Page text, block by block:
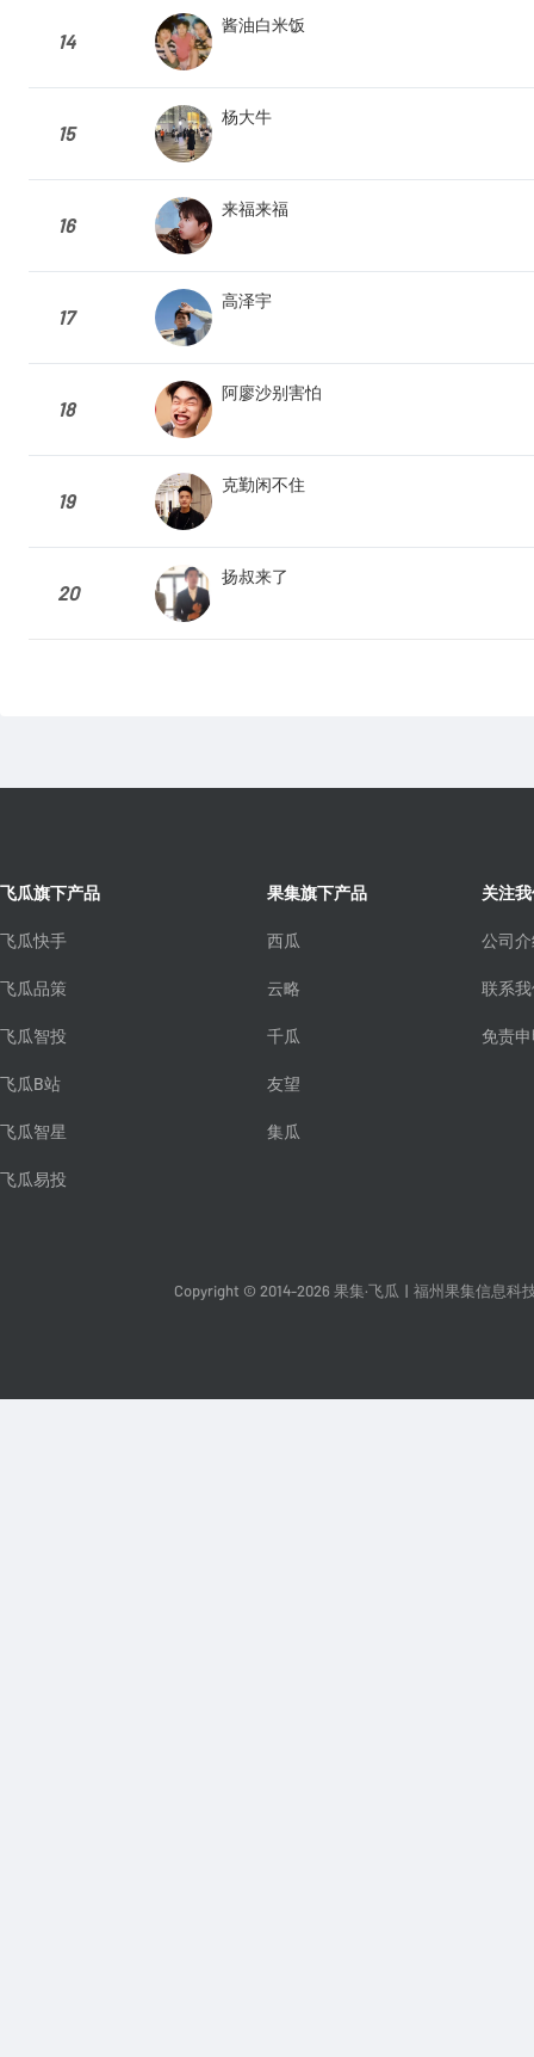
14
酱油白米饭
15
杨大牛
16
来福来福
17
高泽宇
18
阿廖沙别害怕
19
克勤闲不住
20
扬叔来了
飞瓜旗下产品
飞瓜快手
飞瓜品策
飞瓜智投
飞瓜B站
飞瓜智星
飞瓜易投
果集旗下产品
西瓜
云略
千瓜
友望
集瓜
关注
公司
联系
免责
Copyright © 2014-2026 果集·飞瓜 福州果集信息科